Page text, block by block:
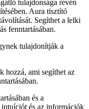
tulajdonsága révén
Aura tisztító
Segíthet a lelki
fenntartásában.
tulajdonítják a
hozzá, ami segíthet az
és a
és az információk